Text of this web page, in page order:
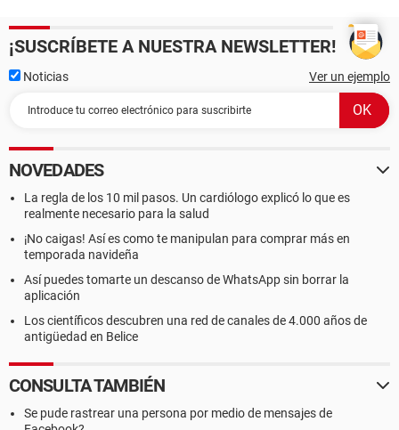
¡SUSCRÍBETE A NUESTRA NEWSLETTER!
Noticias Ver un ejemplo
NOVEDADES
La regla de los 10 mil pasos. Un cardiólogo explicó lo que es
realmente necesario para la salud
¡No caigas! Así es como te manipulan para comprar más en
temporada navideña
Así puedes tomarte un descanso de WhatsApp sin borrar la
aplicación
Los científicos descubren una red de canales de 4.000 años de
antigüedad en Belice
CONSULTA TAMBIÉN
Se pude rastrear una persona por medio de mensajes de